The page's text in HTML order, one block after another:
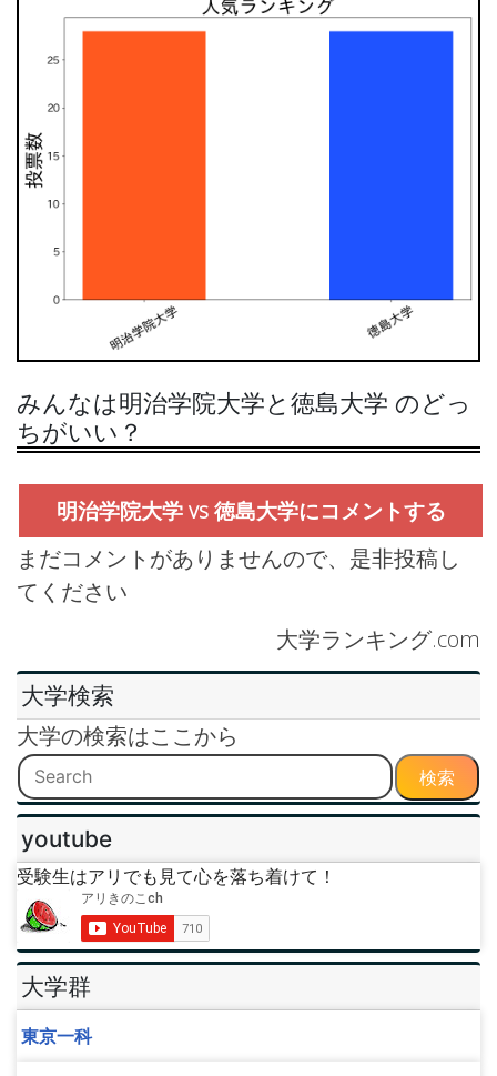
みんなは明治学院大学と徳島大学 のどっ
ちがいい？
明治学院大学 vs 徳島大学にコメントする
まだコメントがありませんので、是非投稿し
てください
大学ランキング.com
大学検索
大学の検索はここから
検索
youtube
受験生はアリでも見て心を落ち着けて！
大学群
東京一科